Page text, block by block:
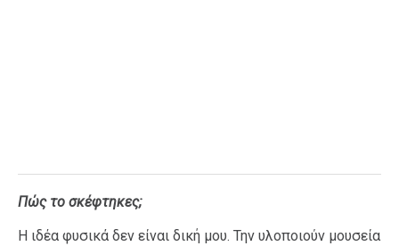
Πώς το σκέφτηκες;
Η ιδέα φυσικά δεν είναι δική μου. Την υλοποιούν μουσεία